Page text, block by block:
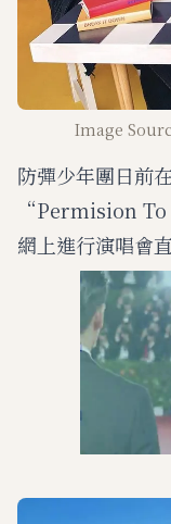
Image
防彈少年團日前
“Permision To
網上進行演唱會